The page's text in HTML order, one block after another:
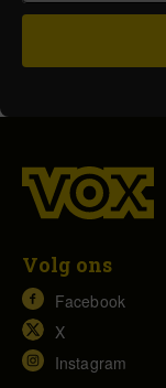
Volg ons
Facebook
X
Instagram